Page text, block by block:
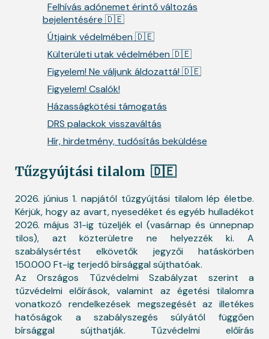
Felhívás adónemet érintő változás
bejelentésére 🇩🇪
Útjaink védelmében 🇩🇪
Külterületi utak védelmében 🇩🇪
Figyelem! Ne váljunk áldozattá! 🇩🇪
Figyelem! Csalók!
Házasságkötési támogatás
DRS palackok visszaváltás
Hír, hirdetmény, tudósítás beküldése
Tűzgyújtási tilalom 🇩🇪
2026. június 1. napjától tűzgyújtási tilalom lép életbe.
Kérjük, hogy az avart, nyesedéket és egyéb hulladékot
2026. május 31-ig tüzeljék el (vasárnap és ünnepnap
tilos), azt közterületre ne helyezzék ki. A
szabálysértést elkövetők jegyzői hatáskörben
150.000 Ft-ig terjedő bírsággal sújthatóak.
Az Országos Tűzvédelmi Szabályzat szerint a
tűzvédelmi előírások, valamint az égetési tilalomra
vonatkozó rendelkezések megszegését az illetékes
hatóságok a szabályszegés súlyától függően
bírsággal sújthatják. Tűzvédelmi előírás